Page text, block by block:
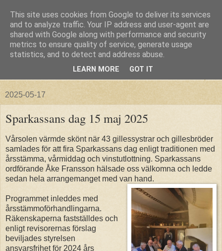
2025-05-17
Sparkassans dag 15 maj 2025
Vårsolen värmde skönt när 43 gillessystrar och gillesbröder
samlades för att fira Sparkassans dag enligt traditionen med
årsstämma, vårmiddag och vinstutlottning. Sparkassans
ordförande Åke Fransson hälsade oss välkomna och ledde
sedan hela arrangemanget med van hand.
Programmet inleddes med
årsstämmoförhandlingarna.
Räkenskaperna fastställdes och
enligt revisorernas förslag
beviljades styrelsen
ansvarsfrihet för 2024 års
This site uses cookies from Google to deliver its services
and to analyze traffic. Your IP address and user-agent are
shared with Google along with performance and security
metrics to ensure quality of service, generate usage
statistics, and to detect and address abuse.
LEARN MORE GOT IT